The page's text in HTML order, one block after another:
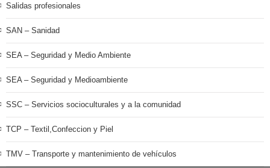
Salidas profesionales
SAN – Sanidad
SEA – Seguridad y Medio Ambiente
SEA – Seguridad y Medioambiente
SSC – Servicios socioculturales y a la comunidad
TCP – Textil,Confeccion y Piel
TMV – Transporte y mantenimiento de vehículos